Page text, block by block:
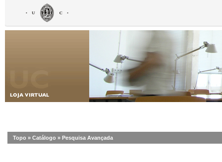
Topo » Catálogo » Pesquisa Avançada